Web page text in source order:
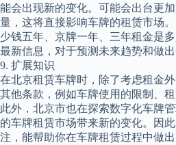
能会出现新的变化。可能会出台更
量，这将直接影响车牌的租赁市场
少钱五年、京牌一年、三年租金是
最新信息，对于预测未来趋势和做
9. 扩展知识
在北京租赁车牌时，除了考虑租金
其他条款，例如车牌使用的限制、
此外，北京市也在探索数字化车牌
的车牌租赁市场带来新的变化。因
注，能帮助你在车牌租赁过程中做出